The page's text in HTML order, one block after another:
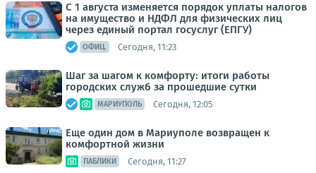
С 1 августа изменяется порядок уплаты налогов
на имущество и НДФЛ для физических лиц
через единый портал госуслуг (ЕПГУ)
ОФИЦ. Сегодня, 11:23
Шаг за шагом к комфорту: итоги работы
городских служб за прошедшие сутки
МАРИУПОЛЬ Сегодня, 12:05
Еще один дом в Мариуполе возвращен к
комфортной жизни
ПАБЛИКИ Сегодня, 11:27